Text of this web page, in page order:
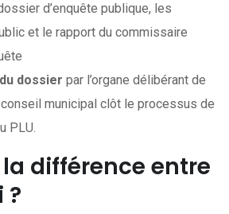
d’enquête publique, les
et le rapport du commissaire
dossier par l’organe délibérant de
conseil municipal clôt le processus de
PLU.
différence entre
?